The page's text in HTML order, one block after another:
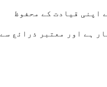
اپنی قیادت کے محفوظ
ہے اور معتبر ذرائع سے